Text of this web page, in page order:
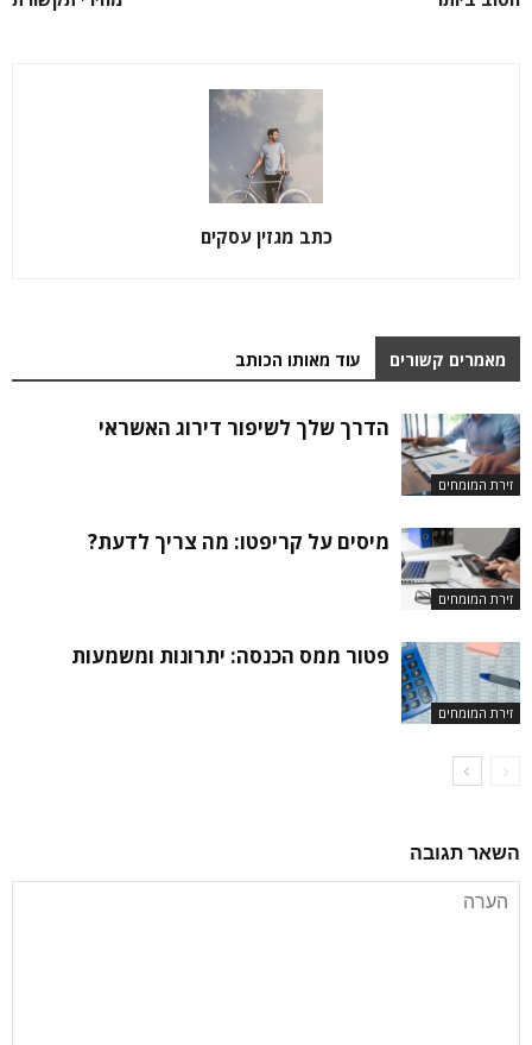
כתב מגזין עסקים
מאמרים קשורים עוד מאותו הכותב
זירת המומחים
הדרך שלך לשיפור דירוג האשראי
זירת המומחים
מיסים על קריפטו: מה צריך לדעת?
זירת המומחים
פטור ממס הכנסה: יתרונות ומשמעות
השאר תגובה